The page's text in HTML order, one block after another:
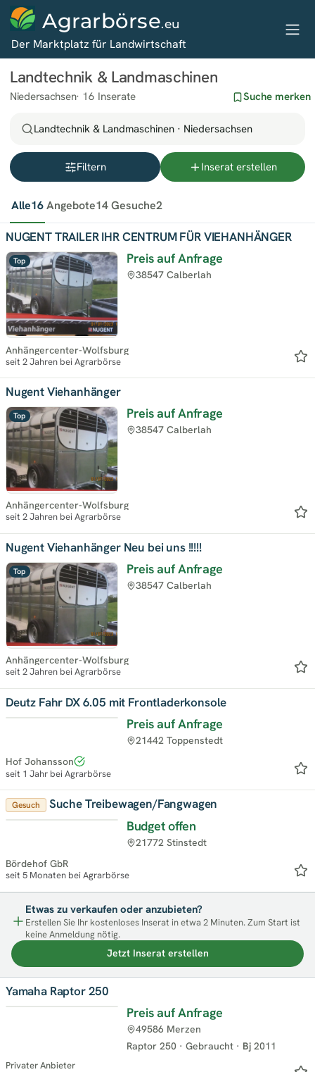
Agrarbörse.eu
Der Marktplatz für Landwirtschaft
Landtechnik & Landmaschinen
Niedersachsen 16 Inserate Suche merken
Landtechnik & Landmaschinen · Niedersachsen
Filtern Inserat erstellen
Alle16Angebote14Gesuche2
Top
NUGENT TRAILER IHR CENTRUM FÜR VIEHANHÄNGER
Preis auf Anfrage
38547 Calberlah
Anhängercenter-Wolfsburg
seit 2 Jahren bei Agrarbörse
Top
Nugent Viehanhänger
Preis auf Anfrage
38547 Calberlah
Anhängercenter-Wolfsburg
seit 2 Jahren bei Agrarbörse
Top
Nugent Viehanhänger Neu bei uns !!!!!
Preis auf Anfrage
38547 Calberlah
Anhängercenter-Wolfsburg
seit 2 Jahren bei Agrarbörse
Deutz Fahr DX 6.05 mit Frontladerkonsole
Preis auf Anfrage
21442 Toppenstedt
Hof Johansson
seit 1 Jahr bei Agrarbörse
Gesuch Suche Treibewagen/Fangwagen
Budget offen
21772 Stinstedt
Bördehof GbR
seit 5 Monaten bei Agrarbörse
Etwas zu verkaufen oder anzubieten?
Erstellen Sie Ihr kostenloses Inserat in etwa 2 Minuten. Zum Start ist
keine Anmeldung nötig.
Jetzt Inserat erstellen
Yamaha Raptor 250
Preis auf Anfrage
Raptor 250 · Gebraucht · Bj 2011
49586 Merzen
Privater Anbieter